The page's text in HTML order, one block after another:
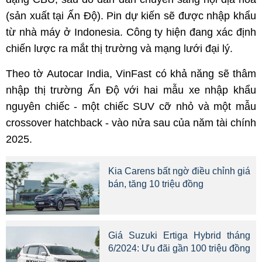
(sản xuất tại Ấn Độ). Pin dự kiến sẽ được nhập khẩu
từ nhà máy ở Indonesia. Công ty hiện đang xác định
chiến lược ra mắt thị trường và mạng lưới đại lý.
Theo tờ Autocar India, VinFast có khả năng sẽ thâm
nhập thị trường Ấn Độ với hai mẫu xe nhập khẩu
nguyên chiếc - một chiếc SUV cỡ nhỏ và một mẫu
crossover hatchback - vào nửa sau của năm tài chính
2025.
Kia Carens bất ngờ điều chỉnh giá
bán, tăng 10 triệu đồng
Giá Suzuki Ertiga Hybrid tháng
6/2024: Ưu đãi gần 100 triệu đồng